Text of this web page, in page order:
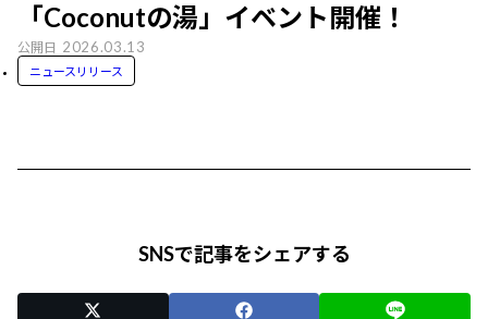
「Coconutの湯」イベント開催！
公開日 2026.03.13
ニュースリリース
SNSで記事をシェアする